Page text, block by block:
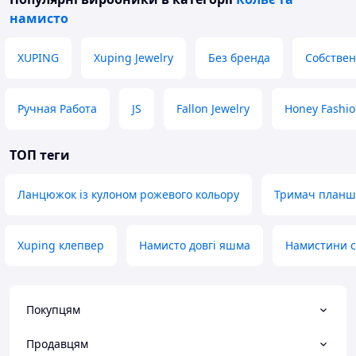
намисто
XUPING Xuping Jewelry Без бренда
Ручная Работа JS Fallon Jewelry Honey
ТОП теги
Ланцюжок із кулоном рожевого кольору Тримач
Xuping клепвер Намисто довгі яшма Намистини
Покупцям
Продавцям